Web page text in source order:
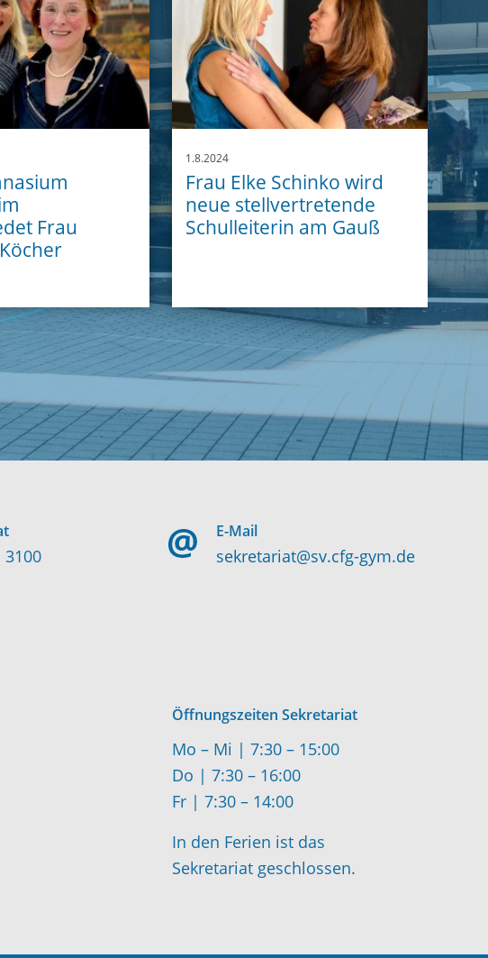
Frau
1.8.2024
Frau Elke Schinko wird
neue stellvertretende
Schulleiterin am Gauß
3100
E-Mail
sekretariat@sv.cfg-gym.de
Öffnungszeiten Sekretariat
Mo – Mi | 7:30 – 15:00
Do | 7:30 – 16:00
Fr | 7:30 – 14:00
In den Ferien ist das
Sekretariat geschlossen.